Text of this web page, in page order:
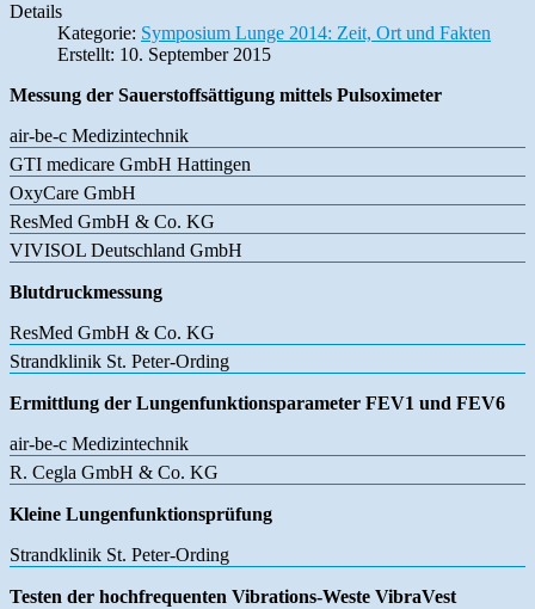
Details
Kategorie: Symposium Lunge 2014: Zeit, Ort und Fakten
Erstellt: 10. September 2015
Messung der Sauerstoffsättigung mittels Pulsoximeter
air-be-c Medizintechnik
GTI medicare GmbH Hattingen
OxyCare GmbH
ResMed GmbH & Co. KG
VIVISOL Deutschland GmbH
Blutdruckmessung
ResMed GmbH & Co. KG
Strandklinik St. Peter-Ording
Ermittlung der Lungenfunktionsparameter FEV1 und FEV6
air-be-c Medizintechnik
R. Cegla GmbH & Co. KG
Kleine Lungenfunktionsprüfung
Strandklinik St. Peter-Ording
Testen der hochfrequenten Vibrations-Weste VibraVest